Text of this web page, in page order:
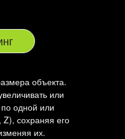
объекта.
или
одной или
Z), сохраняя его
их.